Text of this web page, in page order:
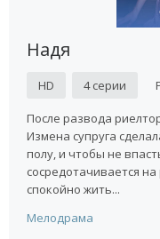
Надя
HD 4 серии
После развода
Измена супруга
полу, и чтобы не
сосредотачивается
спокойно жить...
Мелодрама